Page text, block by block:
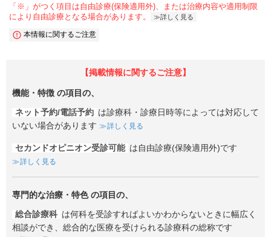
「※」がつく項目は自由診療(保険適用外)、または治療内容や適用制限
により自由診療となる場合があります。
詳しく見る
本情報に関するご注意
【掲載情報に関するご注意】
機能・特徴 の項目の、
ネット予約/電話予約 は診療科・診療日時等によっては対応して
いない場合があります
詳しく見る
セカンドオピニオン受診可能 は自由診療(保険適用外)です
詳しく見る
専門的な治療・特色の項目の、
総合診療科 は何科を受診すればよいかわからないときに幅広く
相談ができ、総合的な医療を受けられる診療科の総称です